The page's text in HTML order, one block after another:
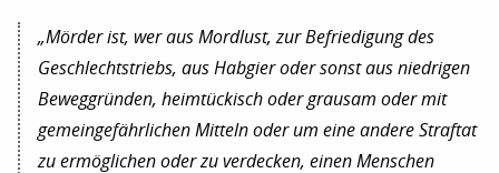
„Mörder ist, wer aus Mordlust, zur Befriedigung des
Geschlechtstriebs, aus Habgier oder sonst aus niedrigen
Beweggründen, heimtückisch oder grausam oder mit
gemeingefährlichen Mitteln oder um eine andere Straftat
zu ermöglichen oder zu verdecken, einen Menschen